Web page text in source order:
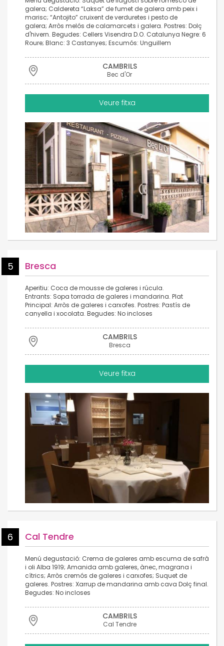
galera; Caldereta “Laksa” de fumet de galera amb peix i
marisc; “Antojito” cruixent de verduretes i pesto de
galera; Arròs melós de calamarcets i galera. Postres: Dolç
d'hivern. Begudes: Cellers Visendra D.O. Catalunya Negre: 6
Roure; Blanc: 3 Castanyes; Escumós: Unguillem
CAMBRILS
Bec d'Or
Veure fitxa
5 Bresca
Aperitiu: Coca de mousse de galeres i rúcula.
Entrants: Sopa torrada de galeres i mandarina. Plat
Principal: Arròs de galeres i carxofes. Postres: Pastís de
canyella i xocolata. Begudes: No incloses
CAMBRILS
Bresca
Veure fitxa
6 Cal Tendre
Menú degustació: Crema de galeres amb escuma de safrà
i oli Alba 1919; Amanida amb galeres, ànec, magrana i
cítrics; Arròs cremós de galeres i carxofes; Suquet de
galeres. Postres: Xarrup de mandarina amb cava Dolç final.
Begudes: No incloses
CAMBRILS
Cal Tendre